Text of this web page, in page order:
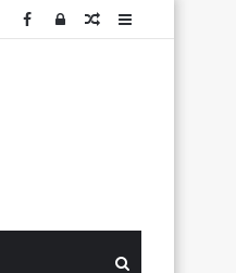
Sidebar
Articolo
Log
Facebook